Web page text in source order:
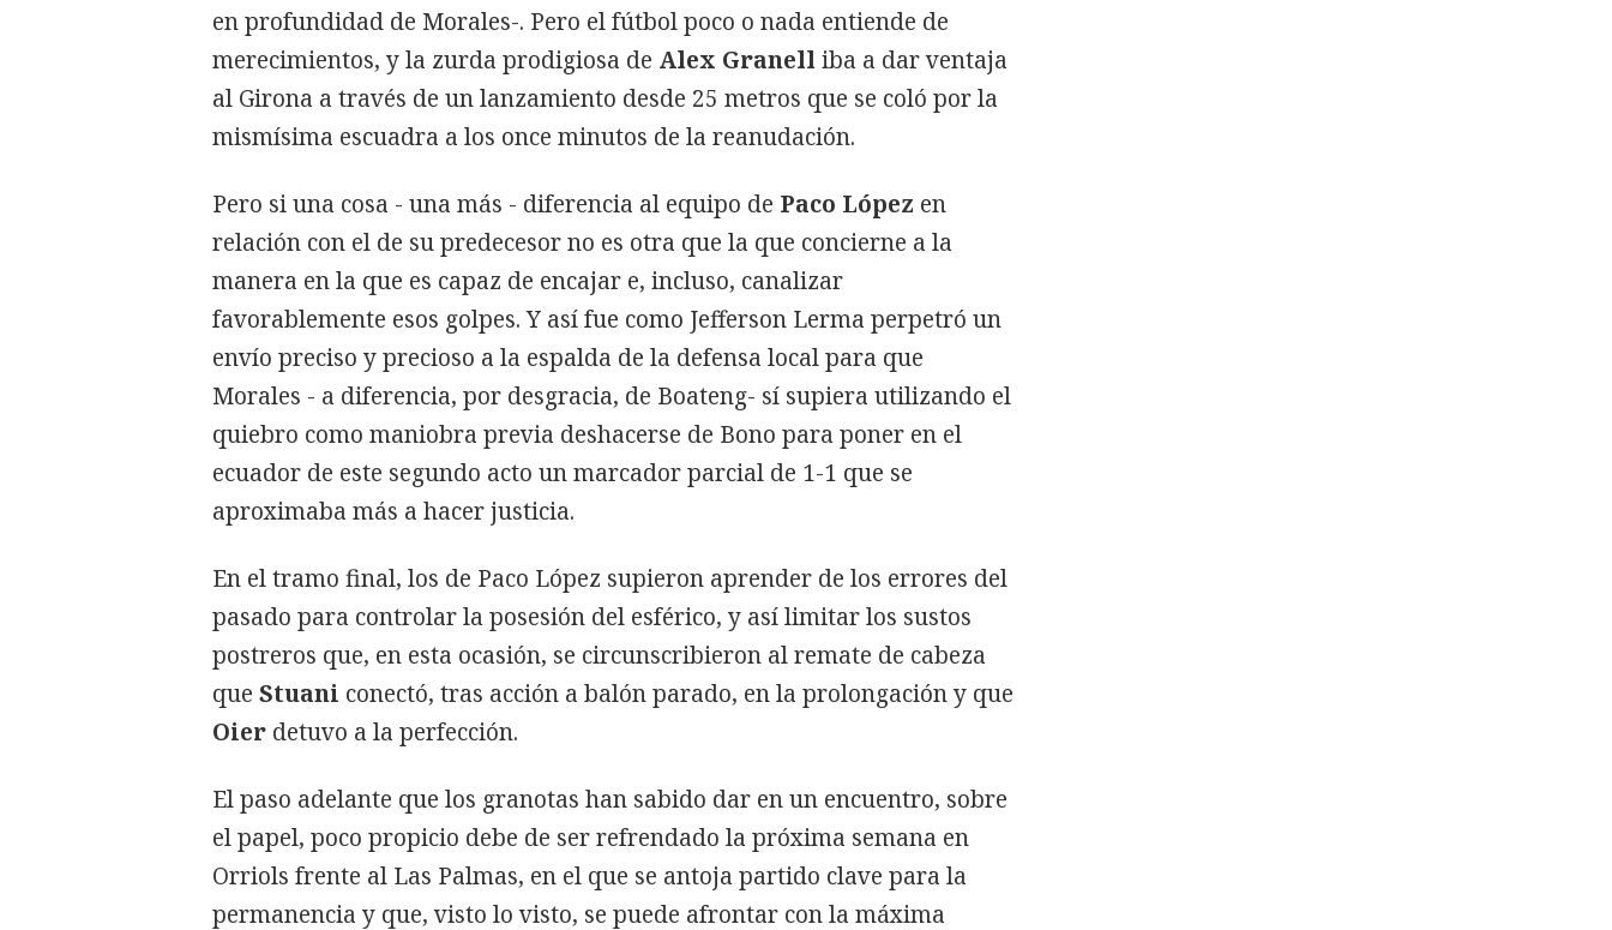
en profundidad de Morales-. Pero el fútbol poco o nada entiende de
merecimientos, y la zurda prodigiosa de Alex Granell iba a dar ventaja
al Girona a través de un lanzamiento desde 25 metros que se coló por la
mismísima escuadra a los once minutos de la reanudación.
Pero si una cosa - una más - diferencia al equipo de Paco López en
relación con el de su predecesor no es otra que la que concierne a la
manera en la que es capaz de encajar e, incluso, canalizar
favorablemente esos golpes. Y así fue como Jefferson Lerma perpetró un
envío preciso y precioso a la espalda de la defensa local para que
Morales - a diferencia, por desgracia, de Boateng- sí supiera utilizando el
quiebro como maniobra previa deshacerse de Bono para poner en el
ecuador de este segundo acto un marcador parcial de 1-1 que se
aproximaba más a hacer justicia.
En el tramo final, los de Paco López supieron aprender de los errores del
pasado para controlar la posesión del esférico, y así limitar los sustos
postreros que, en esta ocasión, se circunscribieron al remate de cabeza
que Stuani conectó, tras acción a balón parado, en la prolongación y que
Oier detuvo a la perfección.
El paso adelante que los granotas han sabido dar en un encuentro, sobre
el papel, poco propicio debe de ser refrendado la próxima semana en
Orriols frente al Las Palmas, en el que se antoja partido clave para la
permanencia y que, visto lo visto, se puede afrontar con la máxima